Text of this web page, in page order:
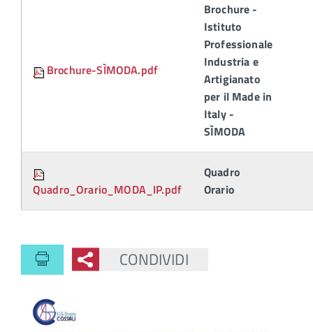
Brochure-SÌMODA.pdf
Brochure -
Istituto
Professionale
Industria e
Artigianato
per il Made in
Italy -
SÌMODA
Quadro_Orario_MODA_IP.pdf
Quadro
Orario
CONDIVIDI